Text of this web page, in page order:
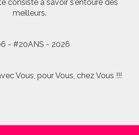
consiste à savoir s'entoure des
meilleurs.
- #20ANS - 2026
Vous, pour Vous, chez Vous !!!